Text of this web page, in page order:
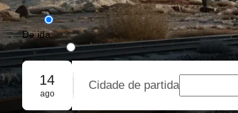
De ida
De ida e volta
Reserva em grupo
14
ago
Cidade de partida